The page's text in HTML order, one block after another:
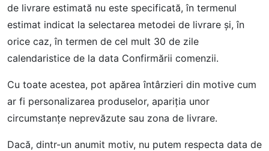
de livrare estimată nu este specificată, în termenul
estimat indicat la selectarea metodei de livrare şi, în
orice caz, în termen de cel mult 30 de zile
calendaristice de la data Confirmării comenzii.
Cu toate acestea, pot apărea întârzieri din motive cum
ar fi personalizarea produselor, apariţia unor
circumstanţe neprevăzute sau zona de livrare.
Dacă, dintr-un anumit motiv, nu putem respecta data de